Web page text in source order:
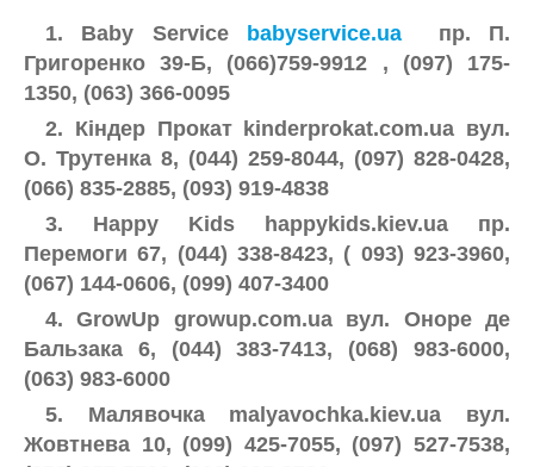
1. Baby Service babyservice.ua
пр. П.
Григоренко 39-Б, (066)759-9912 , (097) 175-
1350, (063) 366-0095
2. Кіндер Прокат kinderprokat.com.ua вул.
О. Трутенка 8, (044) 259-8044, (097) 828-0428,
(066) 835-2885, (093) 919-4838
3. Happy Kids happykids.kiev.ua пр.
Перемоги 67, (044) 338-8423, ( 093) 923-3960,
(067) 144-0606, (099) 407-3400
4. GrowUp growup.com.ua вул. Оноре де
Бальзака 6, (044) 383-7413, (068) 983-6000,
(063) 983-6000
5. Малявочка malyavochka.kiev.ua вул.
Жовтнева 10, (099) 425-7055, (097) 527-7538,